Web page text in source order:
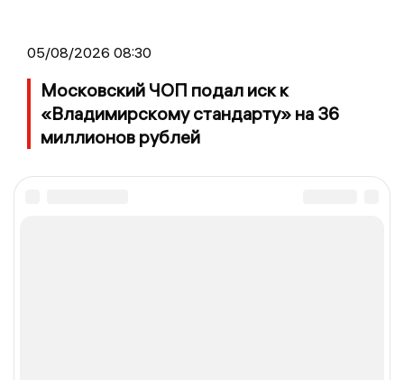
05/08/2026 08:30
Московский ЧОП подал иск к
«Владимирскому стандарту» на 36
миллионов рублей